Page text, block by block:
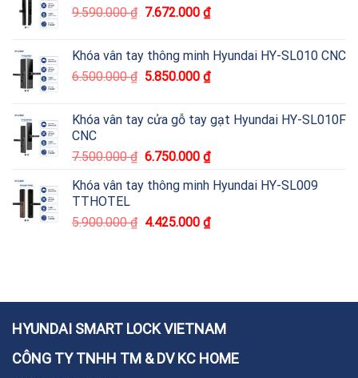
9.590.000₫ 7.672.000 ₫
Khóa vân tay thông minh Hyundai HY-SL010 CNC
6.500.000₫ 5.850.000 ₫
Khóa vân tay cửa gỗ tay gạt Hyundai HY-SL010F
CNC
7.500.000₫ 6.750.000 ₫
Khóa vân tay thông minh Hyundai HY-SL009
TTHOTEL
5.900.000₫ 4.425.000 ₫
HYUNDAI SMART LOCK VIETNAM
CÔNG TY TNHH TM & DV KC HOME